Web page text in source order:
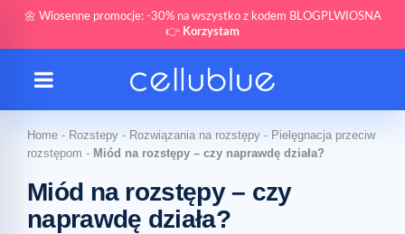
🌼 Wiosenne promocje: -30% na wszystko z kodem BLOGPLWIOSNA
👉 Korzystam
Home - Rozstepy - Rozwiązania na rozstępy - Pielęgnacja przeciw
rozstępom - Miód na rozstępy – czy naprawdę działa?
Miód na rozstępy – czy
naprawdę działa?